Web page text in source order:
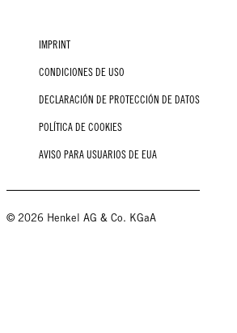
IMPRINT
CONDICIONES DE USO
DECLARACIÓN DE PROTECCIÓN DE DATOS
POLÍTICA DE COOKIES
AVISO PARA USUARIOS DE EUA
© 2026 Henkel AG & Co. KGaA